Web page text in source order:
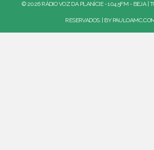
© 2026 RÁDIO VOZ DA PLANÍCIE - 104.5FM - BEJA |
RESERVADOS. | BY